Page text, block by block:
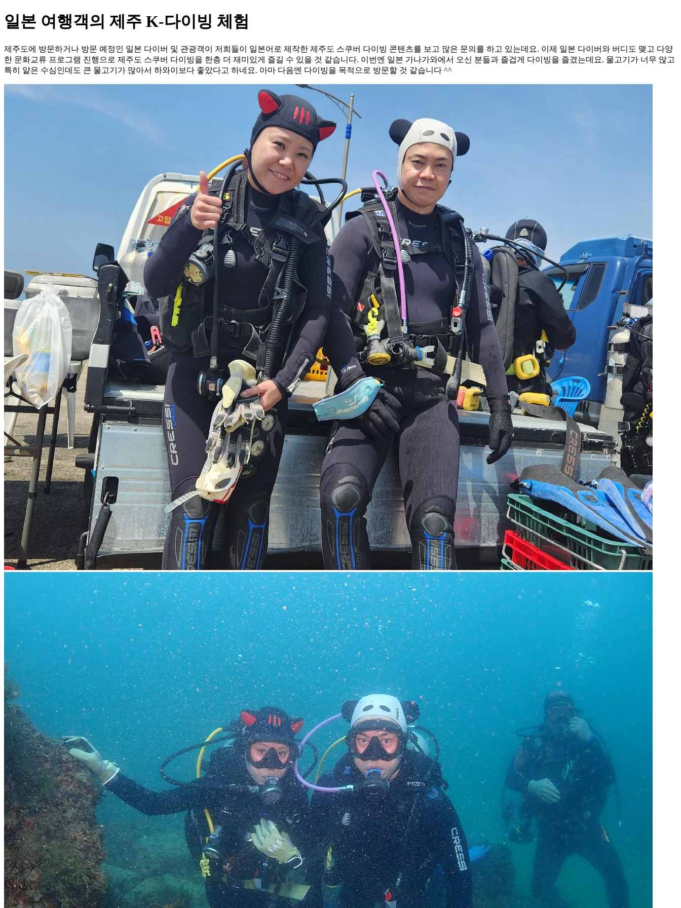
일본 여행객의 제주 K-다이빙 체험
제주도에 방문하거나 방문 예정인 일본 다이버 및 관광객이 저희들이 일본어로 제작한 제주도 스쿠버 다이빙 콘텐츠를 보고 많은 문의를 하고 있는데요. 이제 일본 다이버와 버디도 맺고 다양
한 문화교류 프로그램 진행으로 제주도 스쿠버 다이빙을 한층 더 재미있게 즐길 수 있을 것 같습니다. 이번엔 일본 가나가와에서 오신 분들과 즐겁게 다이빙을 즐겼는데요. 물고기가 너무 많고
특히 얕은 수심인데도 큰 물고기가 많아서 하와이보다 좋았다고 하네요. 아마 다음엔 다이빙을 목적으로 방문할 것 같습니다 ^^